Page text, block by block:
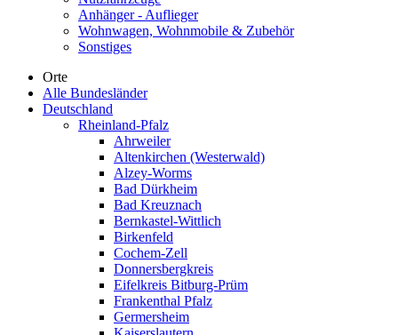
Anhänger - Auflieger
Wohnwagen, Wohnmobile & Zubehör
Sonstiges
Orte
Alle Bundesländer
Deutschland
Rheinland-Pfalz
Ahrweiler
Altenkirchen (Westerwald)
Alzey-Worms
Bad Dürkheim
Bad Kreuznach
Bernkastel-Wittlich
Birkenfeld
Cochem-Zell
Donnersbergkreis
Eifelkreis Bitburg-Prüm
Frankenthal Pfalz
Germersheim